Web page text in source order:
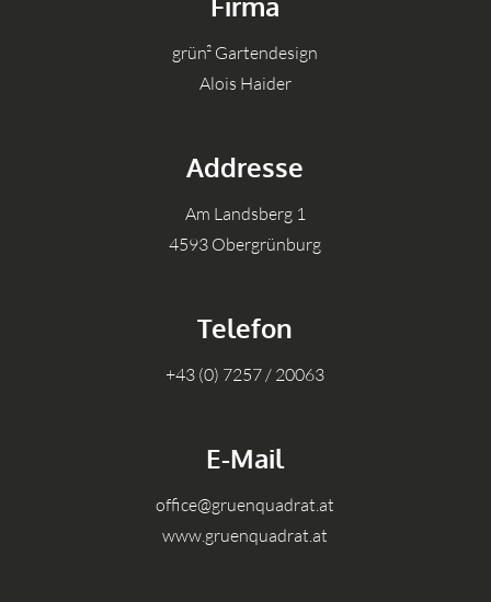
grün² Gartendesign
Alois Haider
Addresse
Am Landsberg 1
4593 Obergrünburg
Telefon
+43 (0) 7257 / 20063
E-Mail
office@gruenquadrat.at
www.gruenquadrat.at